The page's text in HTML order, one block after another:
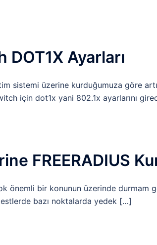
Ayarları
sistemi üzerine kurduğumuza göre
için dot1x yani 802.1x ayarlarını
FREERADIUS
önemli bir konunun üzerinde durmam
bazı noktalarda yedek […]